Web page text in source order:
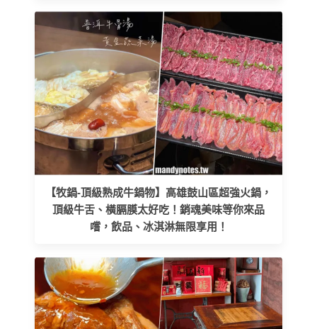
【牧鍋-頂級熟成牛鍋物】高雄鼓山區超強火鍋，
頂級牛舌、橫膈膜太好吃！銷魂美味等你來品
嚐，飲品、冰淇淋無限享用！